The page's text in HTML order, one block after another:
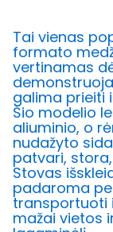
Tai vienas
formato
vertinamas
galima prieiti
Šio modelio
aliuminio, o
nudažyto
patvari,
Stovas
padaroma
transportuoti
mažai vietos